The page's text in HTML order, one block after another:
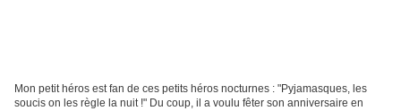
Mon petit héros est fan de ces petits héros nocturnes : "Pyjamasques, les
soucis on les règle la nuit !" Du coup, il a voulu fêter son anniversaire en